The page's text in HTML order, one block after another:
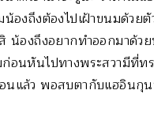
น้องถึงต้องไปเฝ้าขนมด้วยตั
น้องถึงอยากทำออกมาด้วย
อนหันไปทางพระสวามีที่ท
แล้ว พอสบตากับแฮอินกุน